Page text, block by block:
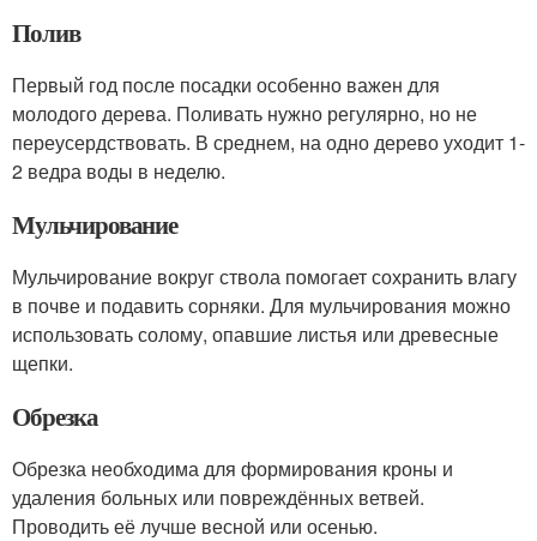
Полив
Первый год после посадки особенно важен для
молодого дерева. Поливать нужно регулярно, но не
переусердствовать. В среднем, на одно дерево уходит 1-
2 ведра воды в неделю.
Мульчирование
Мульчирование вокруг ствола помогает сохранить влагу
в почве и подавить сорняки. Для мульчирования можно
использовать солому, опавшие листья или древесные
щепки.
Обрезка
Обрезка необходима для формирования кроны и
удаления больных или повреждённых ветвей.
Проводить её лучше весной или осенью.